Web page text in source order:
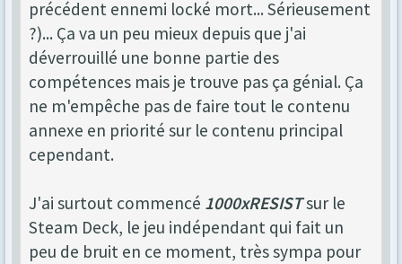
précédent ennemi locké mort... Sérieusement
?)... Ça va un peu mieux depuis que j'ai
déverrouillé une bonne partie des
compétences mais je trouve pas ça génial. Ça
ne m'empêche pas de faire tout le contenu
annexe en priorité sur le contenu principal
cependant.
J'ai surtout commencé 1000xRESISTsur le
Steam Deck, le jeu indépendant qui fait un
peu de bruit en ce moment, très sympa pour